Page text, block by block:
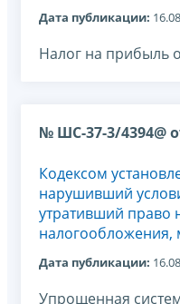
Дата публикации:
Налог на прибыль
№ ШС-37-3/4394@
Кодексом
нарушивший
утративший право
налогообложения,
Дата публикации:
Упрощенная